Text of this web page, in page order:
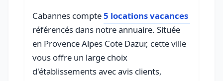
Cabannes compte5 locations vacances
référencés dans notre annuaire. Située
en Provence Alpes Cote Dazur, cette ville
vous offre un large choix
d'établissements avec avis clients,